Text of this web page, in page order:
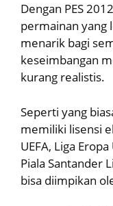
Dengan PES
permainan yang
menarik bagi
keseimbangan
kurang realistis.
Seperti yang
memiliki lisensi
UEFA, Liga
Piala Santander
bisa diimpikan